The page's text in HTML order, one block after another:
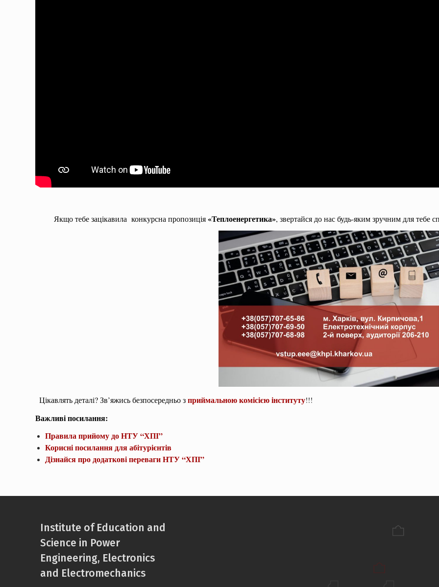
Якщо тебе зацікавила конкурсна пропозиція«Теплоенергетика», звертайся до нас будь-яким зручним для тебе
Цікавлять деталі? Зв’яжись безпосередньо зприймальною комісією інституту!!!
Важливі посилання:
Правила прийому до НТУ “ХПІ”
Корисні посилання для абітурієнтів
Дізнайся про додаткові переваги НТУ “ХПІ”
Institute of Education and
Science in Power
Engineering, Electronics
and Electromechanics